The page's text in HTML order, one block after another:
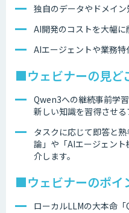
独自のデータやドメイ
AI開発のコストを大幅
AIエージェントや業務
■ウェビナーの見ど
Qwen3への継続事前学
新しい知識を習得させる
タスクに応じて即答と
論」や「AIエージェン
介します。​
■ウェビナーのポイ
ローカルLLMの大本命